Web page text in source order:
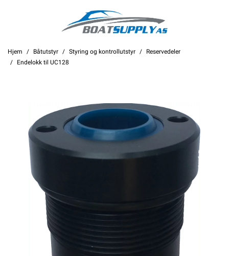
Hjem Båtutstyr Styring og kontrollutstyr
Reservedeler
Endelokk til UC128